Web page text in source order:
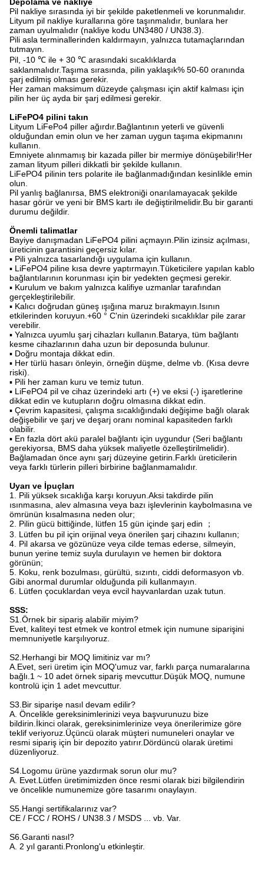
Pil nakliye sırasında iyi bir şekilde paketlenmeli ve korunmalıdır.
Lityum pil nakliye kurallarına göre taşınmalıdır, bunlara her
zaman uyulmalıdır (nakliye kodu UN3480 / UN38.3).
Pili asla terminallerinden kaldırmayın, yalnızca tutamaçlarından
tutmayın.
Pil, -10 ℃ ile + 30 ℃ arasındaki sıcaklıklarda
saklanmalıdır.Taşıma sırasında, pilin yaklaşık% 50-60 oranında
şarj edilmiş olması gerekir.
Her zaman maksimum düzeyde çalışması için aktif kalması için
pilin her üç ayda bir şarj edilmesi gerekir.
LiFePO4 pilini takın
Lityum LiFePo4 piller ağırdır.Bağlantının yeterli ve güvenli
olduğundan emin olun ve her zaman uygun taşıma ekipmanını
kullanın.
Emniyete alınmamış bir kazada piller bir mermiye dönüşebilir!Her
zaman lityum pilleri dikkatli bir şekilde kullanın.
LiFePO4 pilinin ters polarite ile bağlanmadığından kesinlikle emin
olun.
Pil yanlış bağlanırsa, BMS elektroniği onarılamayacak şekilde
hasar görür ve yeni bir BMS kartı ile değiştirilmelidir.Bu bir garanti
durumu değildir.
Önemli talimatlar
Bayiye danışmadan LiFePO4 pilini açmayın.Pilin izinsiz açılması,
üreticinin garantisini geçersiz kılar.
▪ Pili yalnızca tasarlandığı uygulama için kullanın.
▪ LiFePO4 piline kısa devre yaptırmayın.Tüketicilere yapılan kablo
bağlantılarının korunması için bir yedekten geçmesi gerekir.
▪ Kurulum ve bakım yalnızca kalifiye uzmanlar tarafından
gerçekleştirilebilir.
▪ Kalıcı doğrudan güneş ışığına maruz bırakmayın.Isının
etkilerinden koruyun.+60 ° C'nin üzerindeki sıcaklıklar pile zarar
verebilir.
▪ Yalnızca uyumlu şarj cihazları kullanın.Batarya, tüm bağlantı
kesme cihazlarının daha uzun bir deposunda bulunur.
▪ Doğru montaja dikkat edin.
▪ Her türlü hasarı önleyin, örneğin düşme, delme vb. (Kısa devre
riski).
▪ Pili her zaman kuru ve temiz tutun.
▪ LiFePO4 pil ve cihaz üzerindeki artı (+) ve eksi (-) işaretlerine
dikkat edin ve kutupların doğru olmasına dikkat edin.
▪ Çevrim kapasitesi, çalışma sıcaklığındaki değişime bağlı olarak
değişebilir ve şarj ve deşarj oranı nominal kapasiteden farklı
olabilir.
▪ En fazla dört akü paralel bağlantı için uygundur (Seri bağlantı
gerekiyorsa, BMS daha yüksek maliyetle özelleştirilmelidir).
Bağlamadan önce aynı şarj düzeyine getirin.Farklı üreticilerin
veya farklı türlerin pilleri birbirine bağlanmamalıdır.
Uyarı ve İpuçları
1. Pili yüksek sıcaklığa karşı koruyun.Aksi takdirde pilin
ısınmasına, alev almasına veya bazı işlevlerinin kaybolmasına ve
ömrünün kısalmasına neden olur;
2. Pilin gücü bittiğinde, lütfen 15 gün içinde şarj edin ；
3. Lütfen bu pil için orijinal veya önerilen şarj cihazını kullanın;
4. Pil akarsa ve gözünüze veya cilde temas ederse, silmeyin,
bunun yerine temiz suyla durulayın ve hemen bir doktora
görünün;
5. Koku, renk bozulması, gürültü, sızıntı, ciddi deformasyon vb.
Gibi anormal durumlar olduğunda pili kullanmayın.
6. Lütfen çocuklardan veya evcil hayvanlardan uzak tutun.
SSS:
S1.Örnek bir sipariş alabilir miyim?
Evet, kaliteyi test etmek ve kontrol etmek için numune siparişini
memnuniyetle karşılıyoruz.
S2.Herhangi bir MOQ limitiniz var mı?
A.Evet, seri üretim için MOQ'umuz var, farklı parça numaralarına
bağlı.1 ~ 10 adet örnek sipariş mevcuttur.Düşük MOQ, numune
kontrolü için 1 adet mevcuttur.
S3.Bir siparişe nasıl devam edilir?
A. Öncelikle gereksinimlerinizi veya başvurunuzu bize
bildirin.İkinci olarak, gereksinimlerinize veya önerilerimize göre
teklif veriyoruz.Üçüncü olarak müşteri numuneleri onaylar ve
resmi sipariş için bir depozito yatırır.Dördüncü olarak üretimi
düzenliyoruz.
S4.Logomu ürüne yazdırmak sorun olur mu?
A. Evet.Lütfen üretimimizden önce resmi olarak bizi bilgilendirin
ve öncelikle numunemize göre tasarımı onaylayın.
S5.Hangi sertifikalarınız var?
CE / FCC / ROHS / UN38.3 / MSDS ... vb. Var.
S6.Garanti nasıl?
A. 2 yıl garanti.Pronlong'u etkinleştir.